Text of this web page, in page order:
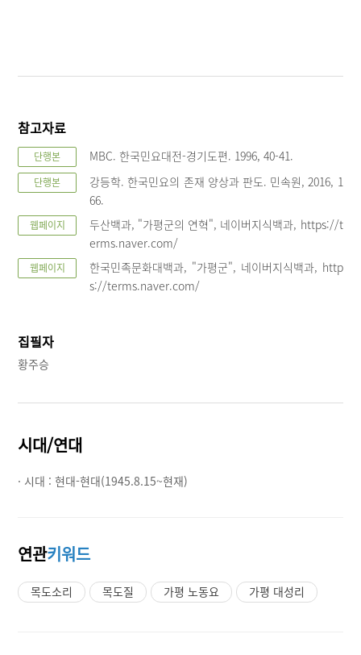
참고자료
단행본 MBC. 한국민요대전-경기도편. 1996, 40-41.
단행본
강등학. 한국민요의 존재 양상과 판도. 민속원, 2016, 1
66.
웹페이지
두산백과, "가평군의 연혁", 네이버지식백과, https://t
erms.naver.com/
웹페이지
한국민족문화대백과, "가평군", 네이버지식백과, http
s://terms.naver.com/
집필자
황주승
시대/연대
· 시대 :현대-현대(1945.8.15~현재)
연관키워드
목도소리 목도질 가평 노동요 가평 대성리